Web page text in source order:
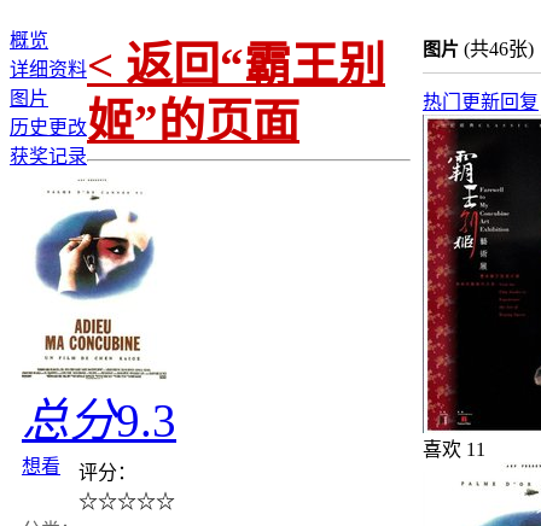
概览
详细资料
图片
历史更改
获奖记录
图片 (共46张)
热门 更新回复
喜欢 11
< 返回“霸王别
姬”的页面
总分9.3
想看
评分：
☆☆☆☆☆